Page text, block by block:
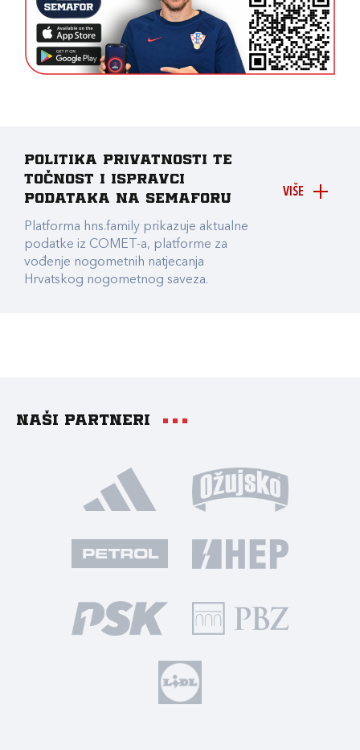
VIŠE
Politika privatnosti te
točnost i ispravci
podataka na Semaforu
Platforma hns.family prikazuje aktualne
podatke iz COMET-a, platforme za
vođenje nogometnih natjecanja
Hrvatskog nogometnog saveza.
Naši partneri